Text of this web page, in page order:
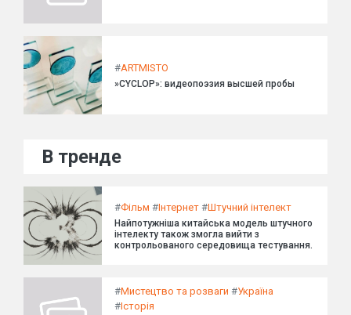
#ARTMISTO
»CYCLOP»: видеопоэзия высшей пробы
В тренде
#Фільм #Інтернет #Штучний інтелект
Найпотужніша китайська модель штучного
інтелекту також змогла вийти з
контрольованого середовища тестування.
#Мистецтво та розваги #Україна
#Історія